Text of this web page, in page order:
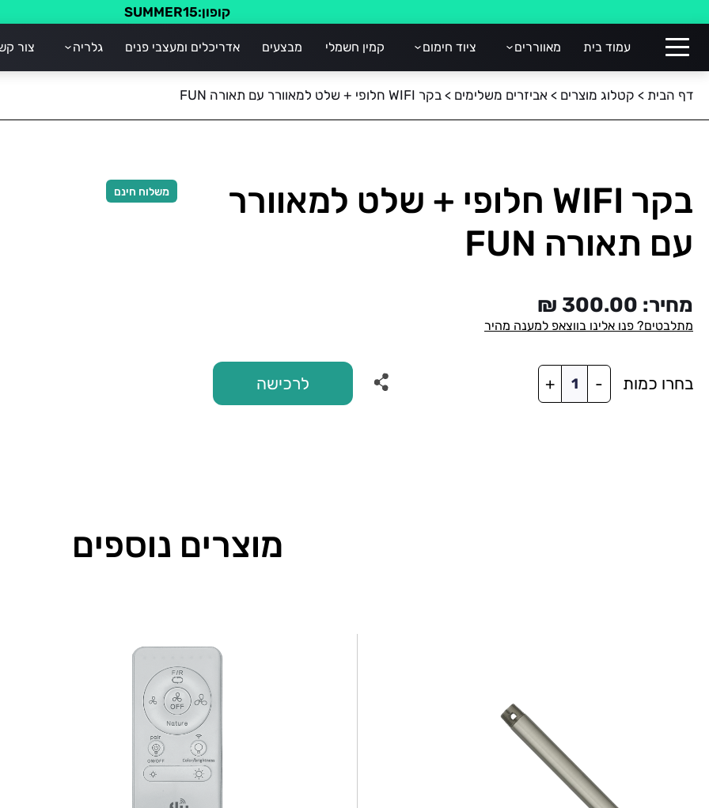
קופון:SUMMER15
עמוד בית מאווררים ציוד חימום קמין חשמלי מבצעים אדריכלים ומעצבי פנים גלריה צור
דף הבית > קטלוג מוצרים > אביזרים משלימים > בקר WIFI חלופי + שלט למאוורר עם תאורה FUN
בקר WIFI חלופי + שלט למאוורר
עם תאורה FUN
מחיר: 300.00
₪
מתלבטים? פנו אלינו בווצאפ למענה מהיר
בחרו כמות -
כמות
של
בקר
+ לרכישה
משלוח חינם
מוצרים נוספים